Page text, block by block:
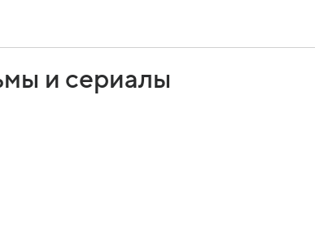
и сериалы